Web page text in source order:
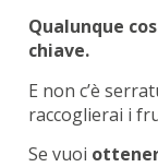
Qualunque
chiave.
E non c’è
raccoglierai i
Se vuoi